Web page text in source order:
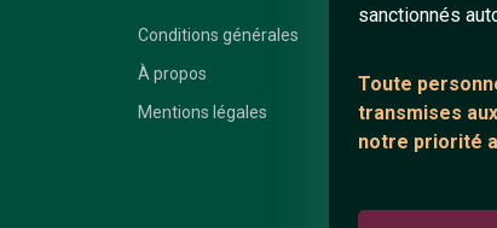
sanctionnés
Toute
transmises
notre priorité
Conditions générales
À propos
Mentions légales
Salons de